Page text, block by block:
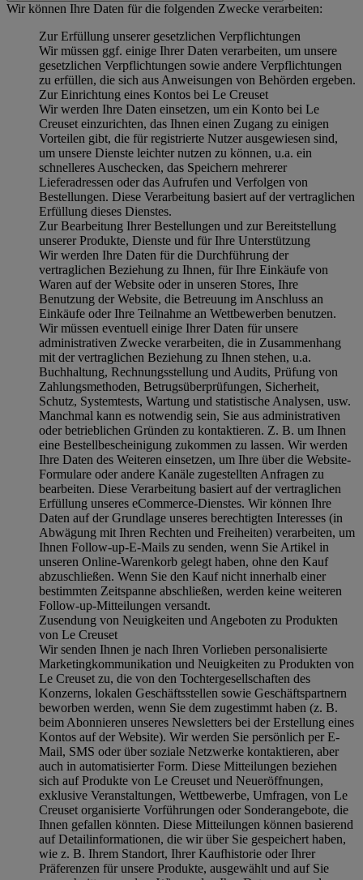
Wir können Ihre Daten für die folgenden Zwecke verarbeiten:
Zur Erfüllung unserer gesetzlichen Verpflichtungen
Wir müssen ggf. einige Ihrer Daten verarbeiten, um unsere
gesetzlichen Verpflichtungen sowie andere Verpflichtungen
zu erfüllen, die sich aus Anweisungen von Behörden ergeben.
Zur Einrichtung eines Kontos bei Le Creuset
Wir werden Ihre Daten einsetzen, um ein Konto bei Le
Creuset einzurichten, das Ihnen einen Zugang zu einigen
Vorteilen gibt, die für registrierte Nutzer ausgewiesen sind,
um unsere Dienste leichter nutzen zu können, u.a. ein
schnelleres Auschecken, das Speichern mehrerer
Lieferadressen oder das Aufrufen und Verfolgen von
Bestellungen. Diese Verarbeitung basiert auf der vertraglichen
Erfüllung dieses Dienstes.
Zur Bearbeitung Ihrer Bestellungen und zur Bereitstellung
unserer Produkte, Dienste und für Ihre Unterstützung
Wir werden Ihre Daten für die Durchführung der
vertraglichen Beziehung zu Ihnen, für Ihre Einkäufe von
Waren auf der Website oder in unseren Stores, Ihre
Benutzung der Website, die Betreuung im Anschluss an
Einkäufe oder Ihre Teilnahme an Wettbewerben benutzen.
Wir müssen eventuell einige Ihrer Daten für unsere
administrativen Zwecke verarbeiten, die in Zusammenhang
mit der vertraglichen Beziehung zu Ihnen stehen, u.a.
Buchhaltung, Rechnungsstellung und Audits, Prüfung von
Zahlungsmethoden, Betrugsüberprüfungen, Sicherheit,
Schutz, Systemtests, Wartung und statistische Analysen, usw.
Manchmal kann es notwendig sein, Sie aus administrativen
oder betrieblichen Gründen zu kontaktieren. Z. B. um Ihnen
eine Bestellbescheinigung zukommen zu lassen. Wir werden
Ihre Daten des Weiteren einsetzen, um Ihre über die Website-
Formulare oder andere Kanäle zugestellten Anfragen zu
bearbeiten. Diese Verarbeitung basiert auf der vertraglichen
Erfüllung unseres eCommerce-Dienstes. Wir können Ihre
Daten auf der Grundlage unseres berechtigten Interesses (in
Abwägung mit Ihren Rechten und Freiheiten) verarbeiten, um
Ihnen Follow-up-E-Mails zu senden, wenn Sie Artikel in
unseren Online-Warenkorb gelegt haben, ohne den Kauf
abzuschließen. Wenn Sie den Kauf nicht innerhalb einer
bestimmten Zeitspanne abschließen, werden keine weiteren
Follow-up-Mitteilungen versandt.
Zusendung von Neuigkeiten und Angeboten zu Produkten
von Le Creuset
Wir senden Ihnen je nach Ihren Vorlieben personalisierte
Marketingkommunikation und Neuigkeiten zu Produkten von
Le Creuset zu, die von den Tochtergesellschaften des
Konzerns, lokalen Geschäftsstellen sowie Geschäftspartnern
beworben werden, wenn Sie dem zugestimmt haben (z. B.
beim Abonnieren unseres Newsletters bei der Erstellung eines
Kontos auf der Website). Wir werden Sie persönlich per E-
Mail, SMS oder über soziale Netzwerke kontaktieren, aber
auch in automatisierter Form. Diese Mitteilungen beziehen
sich auf Produkte von Le Creuset und Neueröffnungen,
exklusive Veranstaltungen, Wettbewerbe, Umfragen, von Le
Creuset organisierte Vorführungen oder Sonderangebote, die
Ihnen gefallen könnten. Diese Mitteilungen können basierend
auf Detailinformationen, die wir über Sie gespeichert haben,
wie z. B. Ihrem Standort, Ihrer Kaufhistorie oder Ihrer
Präferenzen für unsere Produkte, ausgewählt und auf Sie